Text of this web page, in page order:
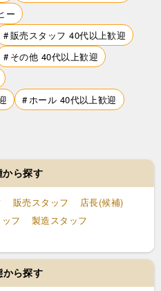
ー
販売スタッフ 40代以上歓迎
その他 40代以上歓迎
ホール 40代以上歓迎
から探す
販売スタッフ
店長(候補)
フ
製造スタッフ
から探す